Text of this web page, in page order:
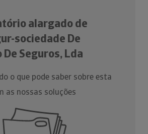
alargado de
sociedade De
De Seguros, Lda
o que pode saber sobre esta
as nossas soluções